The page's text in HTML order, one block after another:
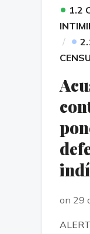
• 1.2
•
on 29